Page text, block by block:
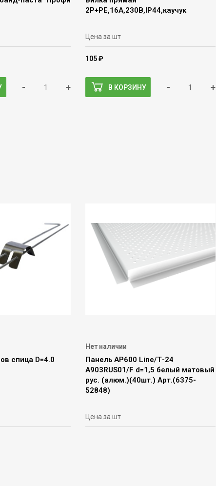
- +
2Р+РЕ,16А,230В,IP44,каучук
Цена за шт
105 ₽
В КОРЗИНУ - +
спица D=4.0
Нет наличии
Панель АР600 Line/Т-24
А903RUS01/F d=1,5 белый матовый
рус. (алюм.)(40шт.) Арт.(6375-
52848)
Цена за шт